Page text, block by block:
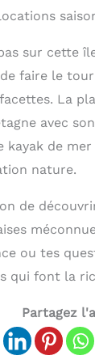
sur cette
faire le
La
avec
kayak de
nature.
de
ou tes
qui font la
Partagez